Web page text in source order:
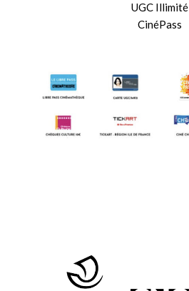
UGC Illimité
CinéPass